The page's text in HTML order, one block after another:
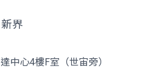
新界
中心4樓F室（世宙旁）